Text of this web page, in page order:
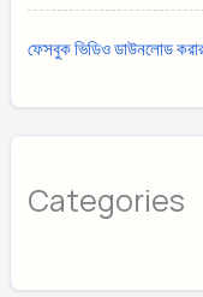
ফেসবুক ভিডিও ডাউনলোড
Categories